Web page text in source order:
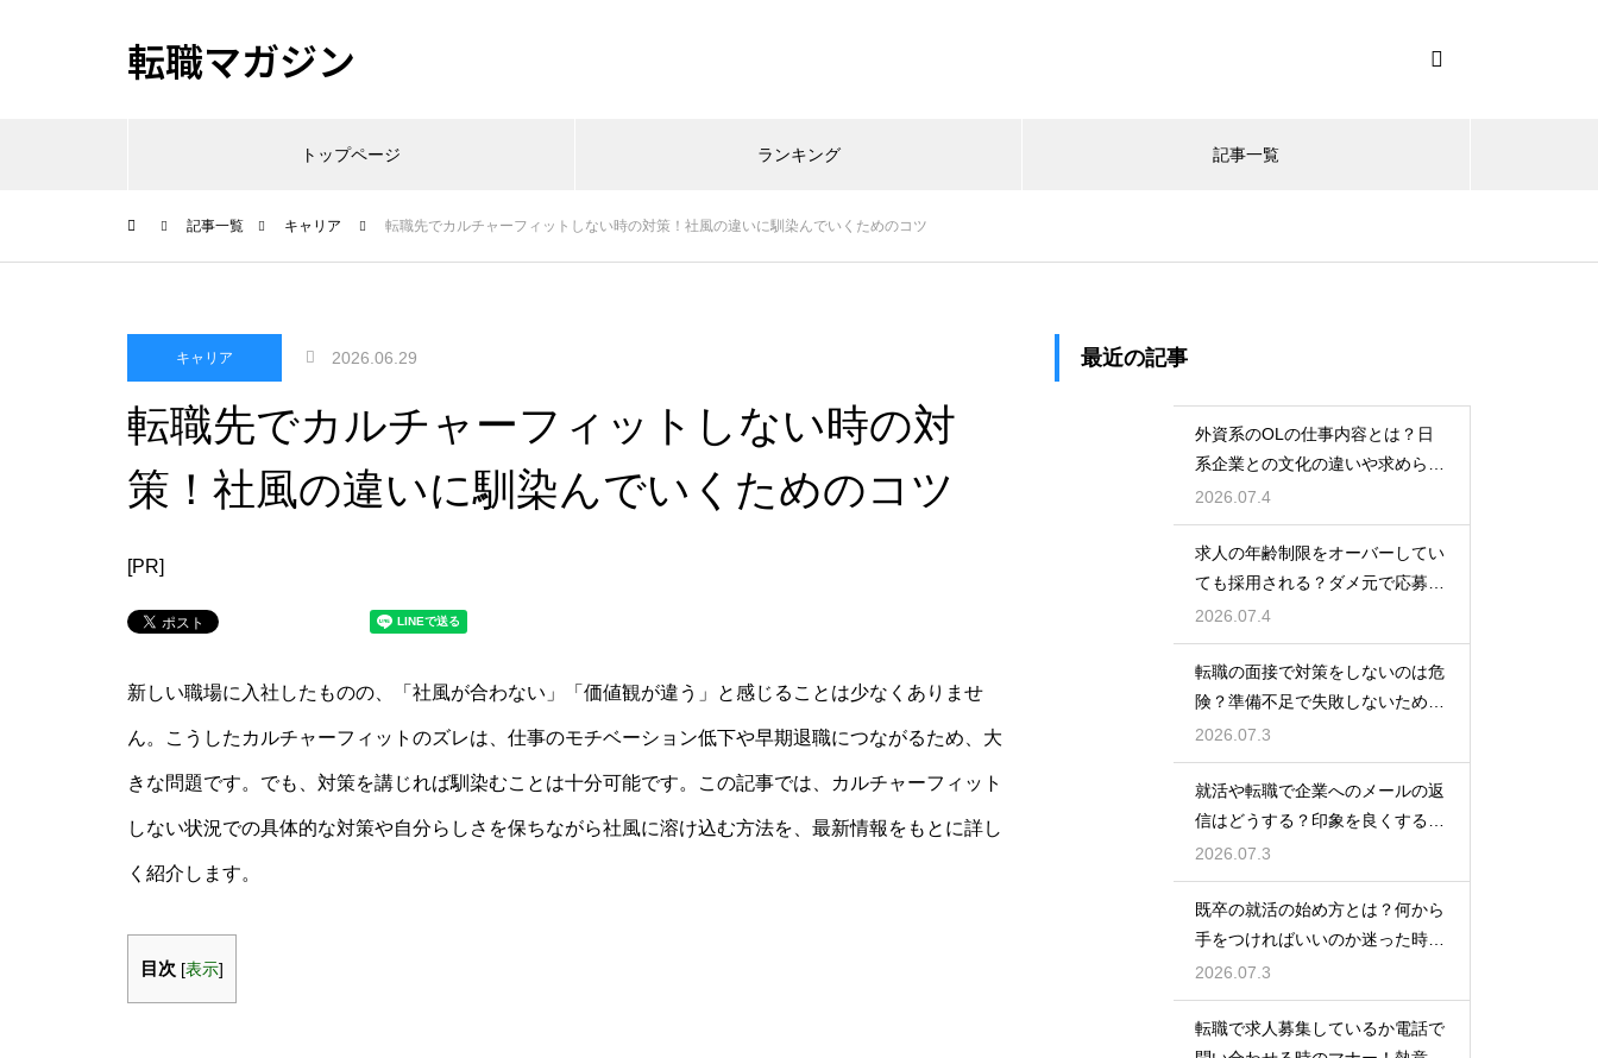
転職マガジン
トップページ ランキング 記事一覧
記事一覧 キャリア 転職先でカルチャーフィットしない時の対策！社風の違いに馴染んでいくためのコツ
キャリア 2026.06.29
転職先でカルチャーフィットしない時の対
策！社風の違いに馴染んでいくためのコツ
[PR]
新しい職場に入社したものの、「社風が合わない」「価値観が違う」と感じることは少なくありませ
ん。こうしたカルチャーフィットのズレは、仕事のモチベーション低下や早期退職につながるため、大
きな問題です。でも、対策を講じれば馴染むことは十分可能です。この記事では、カルチャーフィット
しない状況での具体的な対策や自分らしさを保ちながら社風に溶け込む方法を、最新情報をもとに詳し
く紹介します。
目次 [表示]
最近の記事
外資系のOLの仕事内容とは？日
系企業との文化の違いや求められ
る英語力とスキル
2026.07.4
求人の年齢制限をオーバーしてい
ても採用される？ダメ元で応募し
て内定を勝ち取る
2026.07.4
転職の面接で対策をしないのは危
険？準備不足で失敗しないための
最低限の心構え
2026.07.3
就活や転職で企業へのメールの返
信はどうする？印象を良くする正
しいマナーと例文
2026.07.3
既卒の就活の始め方とは？何から
手をつければいいのか迷った時に
やるべきステップ
2026.07.3
転職で求人募集しているか電話で